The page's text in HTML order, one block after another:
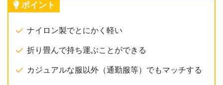
ポイント
ナイロン製でとにかく軽い
折り畳んで持ち運ぶことができる
カジュアルな服以外（通勤服等）でもマッチする